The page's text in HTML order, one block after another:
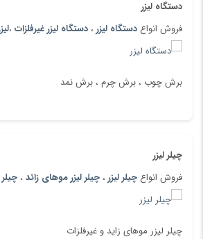
دستگاه لیزر
فروش انواع دستگاه لیزر ، دستگاه لیزر غیرفلزات ،
برش چوب ، برش چرم ، برش نمد
چیلر لیزر
فروش انواع چیلر لیزر ، چیلر لیزر موهای زائد ، چیلر
چیلر لیزر موهای زاید و غیرفلزات